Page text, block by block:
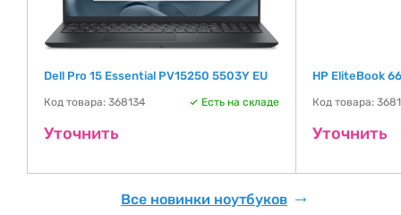
Dell Pro 15 Essential PV15250 5503Y EU
Код товара: 368134 Есть на складе
Уточнить
HP EliteBook
Код товара:
Уточнить
Все новинки ноутбуков